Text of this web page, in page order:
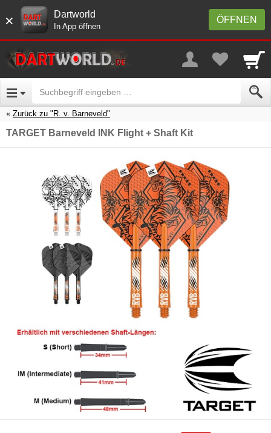
× ÖFFNEN
Dartworld
In App öffnen
Zurück zu "R. v. Barneveld"
TARGET Barneveld INK Flight + Shaft Kit